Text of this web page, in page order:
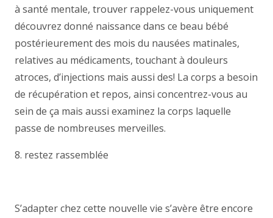
à santé mentale, trouver rappelez-vous uniquement
découvrez donné naissance dans ce beau bébé
postérieurement des mois du nausées matinales,
relatives au médicaments, touchant à douleurs
atroces, d’injections mais aussi des! La corps a besoin
de récupération et repos, ainsi concentrez-vous au
sein de ça mais aussi examinez la corps laquelle
passe de nombreuses merveilles.
8. restez rassemblée
S’adapter chez cette nouvelle vie s’avère être encore